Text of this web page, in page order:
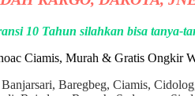
10 Tahun silahkan bisa tanya-
Baregbeg, Ciamis,